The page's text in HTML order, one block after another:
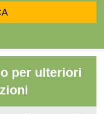
per ulteriori